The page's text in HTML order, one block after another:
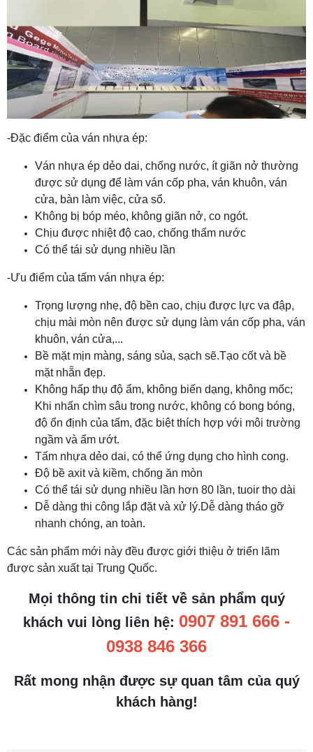
-Đặc điểm của ván nhựa ép:
Ván nhựa ép dẻo dai, chống nước, ít giãn nở thường
được sử dụng để làm ván cốp pha, ván khuôn, ván
cửa, bàn làm việc, cửa sổ.
Không bị bóp méo, không giãn nở, co ngót.
Chịu được nhiệt độ cao, chống thấm nước
Có thể tái sử dụng nhiều lần
-Ưu điểm của tấm ván nhựa ép:
Trọng lượng nhẹ, độ bền cao, chịu được lực va đập,
chịu mài mòn nên được sử dụng làm ván cốp pha, ván
khuôn, ván cửa,...
Bề mặt mịn màng, sáng sủa, sạch sẽ.Tạo cốt và bề
mặt nhẵn đẹp.
Không hấp thụ độ ẩm, không biến dạng, không mốc;
Khi nhấn chìm sâu trong nước, không có bong bóng,
độ ổn định của tấm, đặc biệt thích hợp với môi trường
ngầm và ẩm ướt.
Tấm nhựa dẻo dai, có thể ứng dụng cho hình cong.
Độ bề axit và kiềm, chống ăn mòn
Có thể tái sử dụng nhiều lần hơn 80 lần, tuoir thọ dài
Dễ dàng thi công lắp đặt và xử lý.Dễ dàng tháo gỡ
nhanh chóng, an toàn.
Các sản phẩm mới này đều được giới thiệu ở triển lãm
được sản xuất tại Trung Quốc.
Mọi thông tin chi tiết về sản phẩm quý
khách vui lòng liên hệ: 0907 891 666 -
0938 846 366
Rất mong nhận được sự quan tâm của quý
khách hàng!